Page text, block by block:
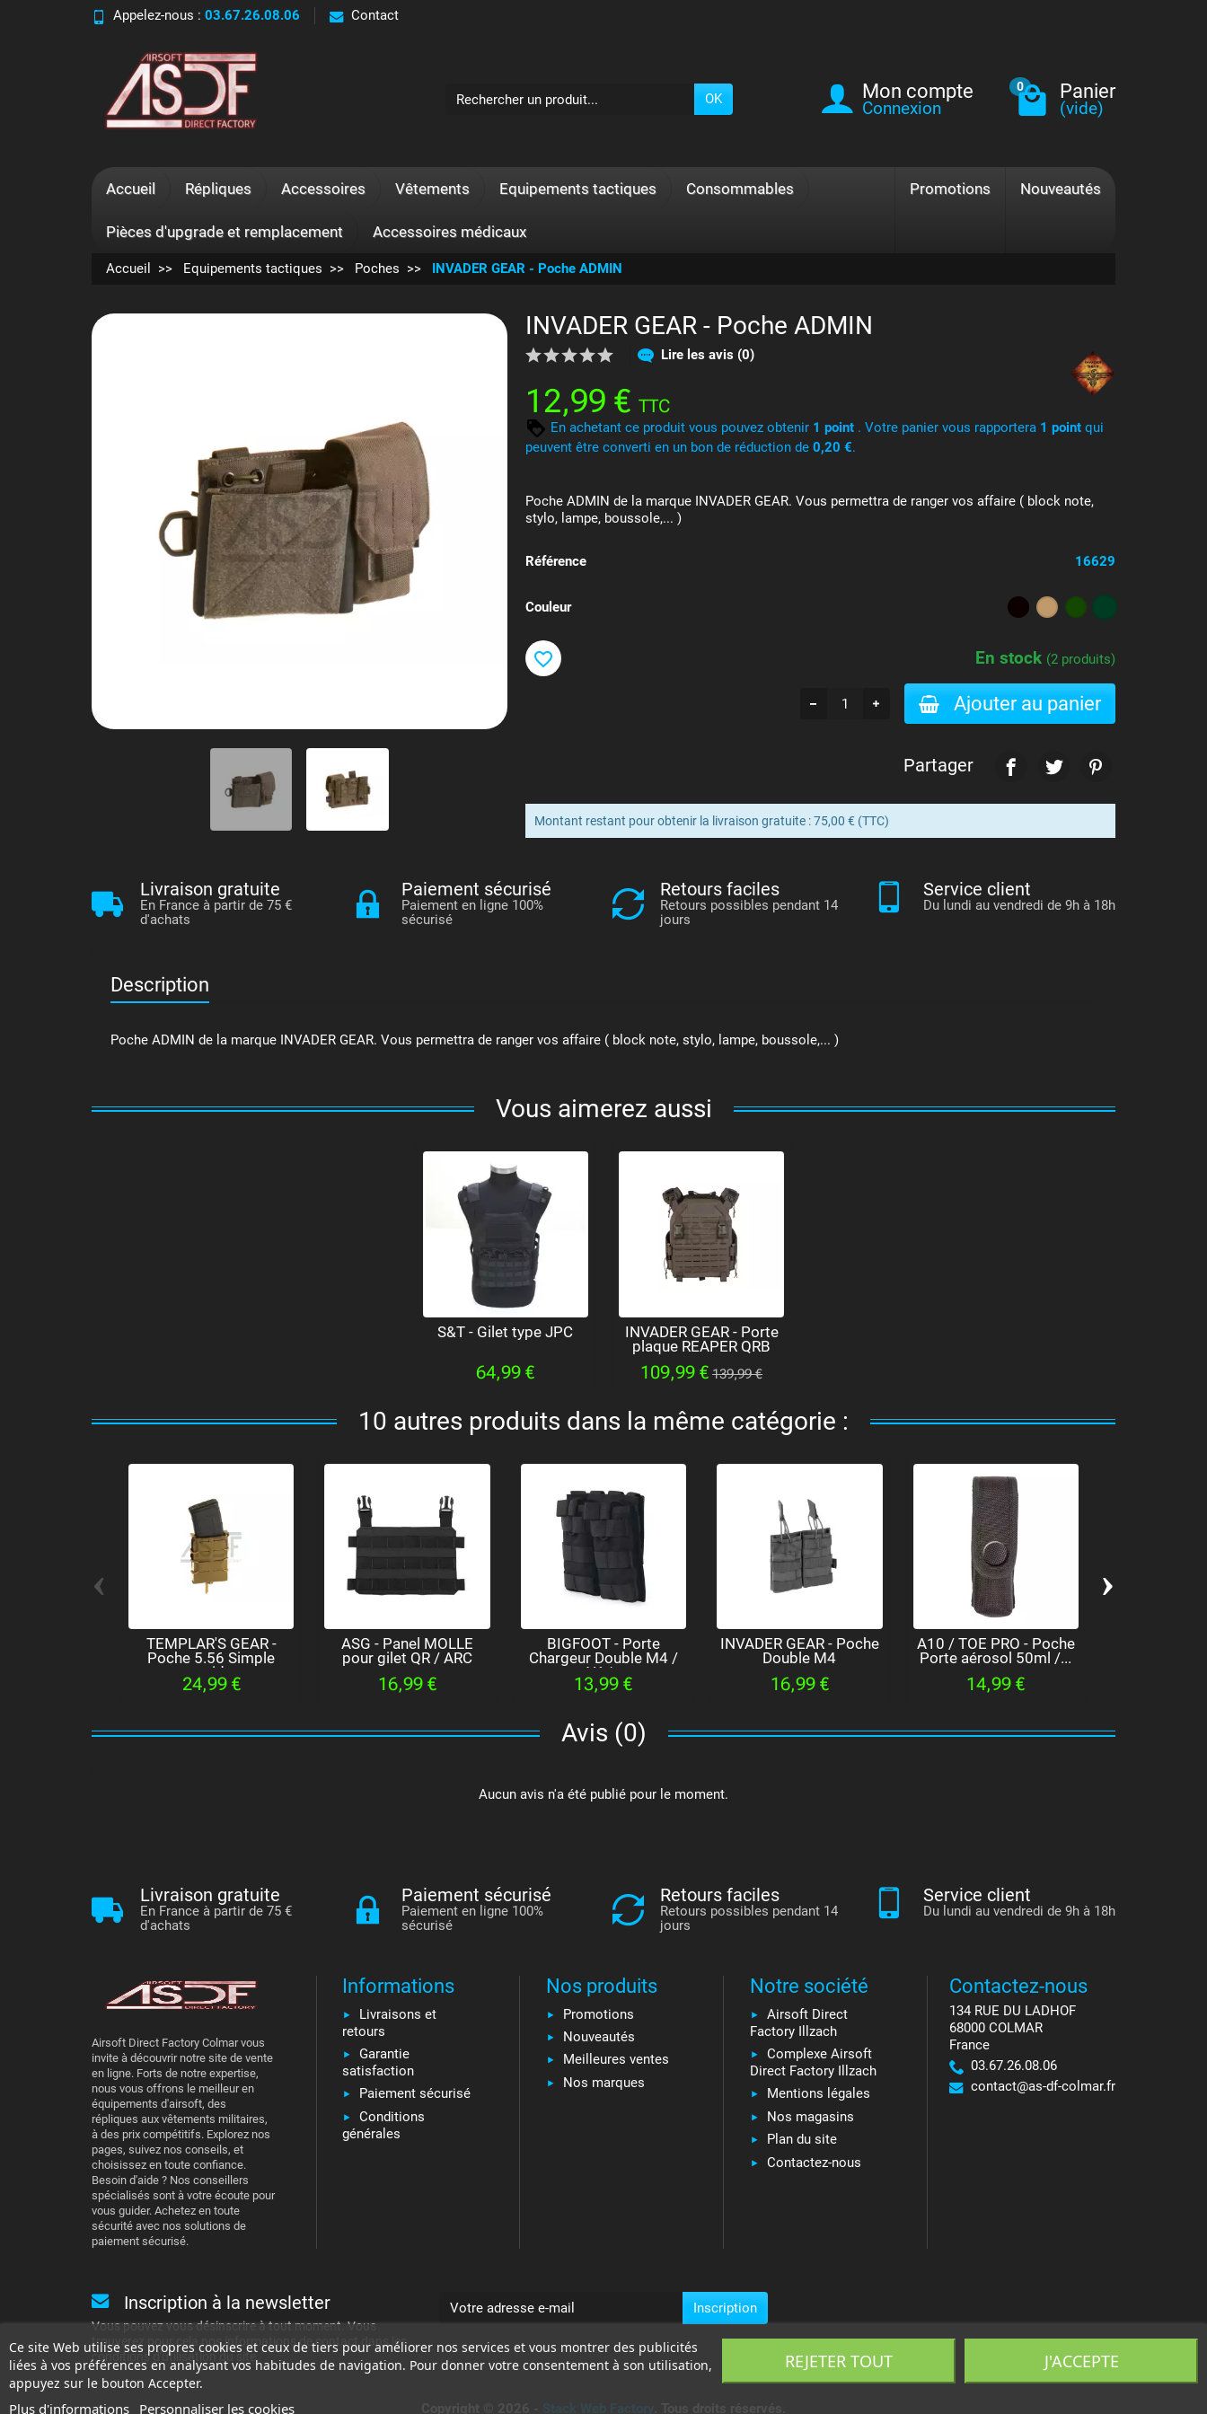
Appelez-nous : 03.67.26.08.06 Contact
OK Mon compte
Connexion
0 Panier
(vide)
Ce site Web utilise ses propres cookies et ceux de tiers pour améliorer nos services et vous montrer des publicités
liées à vos préférences en analysant vos habitudes de navigation. Pour donner votre consentement à son utilisation,
appuyez sur le bouton Accepter.
Plus d'informations Personnaliser les cookies
REJETER TOUT J'ACCEPTE
Accueil Répliques Accessoires Vêtements Equipements tactiques Consommables
Pièces d'upgrade et remplacement Accessoires médicaux
Promotions Nouveautés
Accueil Equipements tactiques Poches INVADER GEAR - Poche ADMIN
INVADER GEAR - Poche ADMIN
Lire les avis (0)
12,99 €TTC
En achetant ce produit vous pouvez obtenir 1 point . Votre panier vous rapportera 1 point qui
peuvent être converti en un bon de réduction de0,20 €.
Poche ADMIN de la marque INVADER GEAR. Vous permettra de ranger vos affaire ( block note,
stylo, lampe, boussole,... )
Référence 16629
Couleur
En stock (2 produits)
Ajouter au panier
favorite_border
Partager
Montant restant pour obtenir la livraison gratuite : 75,00 € (TTC)
Livraison gratuite
En France à partir de 75 €
d'achats
Paiement sécurisé
Paiement en ligne 100%
sécurisé
Retours faciles
Retours possibles pendant 14
jours
Service client
Du lundi au vendredi de 9h à 18h
Description
Poche ADMIN de la marque INVADER GEAR. Vous permettra de ranger vos affaire ( block note, stylo, lampe, boussole,... )
Vous aimerez aussi
S&T - Gilet type JPC
64,99 €
INVADER GEAR - Porte
plaque REAPER QRB
109,99 € 139,99 €
10 autres produits dans la même catégorie :
TEMPLAR'S GEAR -
Poche 5.56 Simple
rapide
24,99 €
ASG - Panel MOLLE
pour gilet QR / ARC
16,99 €
BIGFOOT - Porte
Chargeur Double M4 /
AK /...
13,99 €
INVADER GEAR - Poche
Double M4
16,99 €
A10 / TOE PRO - Poche
Porte aérosol 50ml /...
14,99 €
‹ ›
Avis (0)
Aucun avis n'a été publié pour le moment.
Livraison gratuite
En France à partir de 75 €
d'achats
Paiement sécurisé
Paiement en ligne 100%
sécurisé
Retours faciles
Retours possibles pendant 14
jours
Service client
Du lundi au vendredi de 9h à 18h
Airsoft Direct Factory Colmar vous
invite à découvrir notre site de vente
en ligne. Forts de notre expertise,
nous vous offrons le meilleur en
équipements d'airsoft, des
répliques aux vêtements militaires,
à des prix compétitifs. Explorez nos
pages, suivez nos conseils, et
choisissez en toute confiance.
Besoin d'aide ? Nos conseillers
spécialisés sont à votre écoute pour
vous guider. Achetez en toute
sécurité avec nos solutions de
paiement sécurisé.
Informations
Livraisons et
retours
Garantie
satisfaction
Paiement sécurisé
Conditions
générales
Nos produits
Promotions
Nouveautés
Meilleures ventes
Nos marques
Notre société
Airsoft Direct
Factory Illzach
Complexe Airsoft
Direct Factory Illzach
Mentions légales
Nos magasins
Plan du site
Contactez-nous
Contactez-nous
134 RUE DU LADHOF
68000 COLMAR
France
03.67.26.08.06
contact@as-df-colmar.fr
Inscription à la newsletter
Vous pouvez vous désinscrire à tout moment. Vous
trouverez pour cela nos informations de contact dans les
conditions d'utilisation du site.